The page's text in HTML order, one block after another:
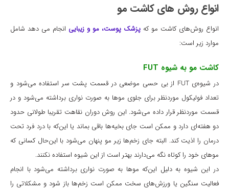
انواع روش های کاشت مو
انواع روش‌های کاشت مو که پزشک پوست، مو و زیبایی انجام می دهد شامل
موارد زیر است:
کاشت مو به شیوه FUT
در شیوه‌ی FUT از بی حسی موضعی در قسمت پشت سر استفاده می‌شود و
تعداد فولیکول موردنظر برای جلوی موها به صورت نواری برداشته می‌شود و در
قسمت موردنظر قرار داده می‌شود. این روش دوران نقاهت تقریبا طولانی حدود
دو هفته‌ای دارد و ممکن است جای بخیه‌ها باقی بماند یا این‌که با درد فرد تحت
درمان را اذیت کند. البته جای زخم‌ها زیر مو پنهان می‌شود با این‌حال کسانی که
موهای خود را کوتاه نگه می‌دارند بهتر است از این شیوه استفاده نکنند.
در این شیوه به دلیل این‌که موها به صورت نواری برداشته می‌شود با انجام
فعالیت سنگین یا ورزش‌های سخت ممکن است زخم‌ها باز شود و مشکلاتی را